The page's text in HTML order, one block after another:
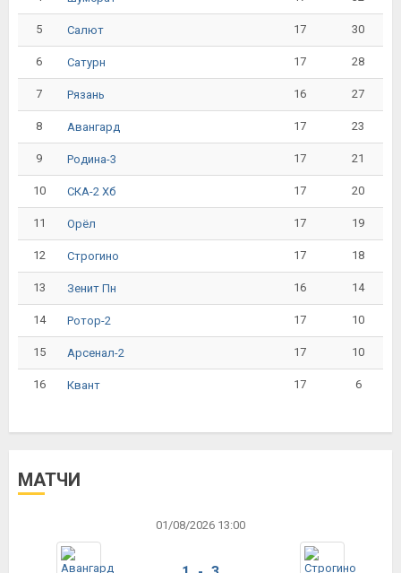
5 Салют 17 30
6 Сатурн 17 28
7 Рязань 16 27
8 Авангард 17 23
9 Родина-3 17 21
10 СКА-2 Хб 17 20
11 Орёл 17 19
12 Строгино 17 18
13 Зенит Пн 16 14
14 Ротор-2 17 10
15 Арсенал-2 17 10
16 Квант 17 6
МАТЧИ
01/08/2026 13:00